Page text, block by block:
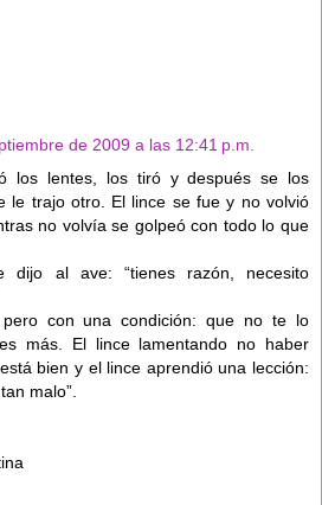
de 2009 a las 12:41 p.m.
los lentes, los tiró y después se los
le trajo otro. El lince se fue y no volvió
no volvía se golpeó con todo lo que
dijo al ave: “tienes razón, necesito
con una condición: que no te lo
más. El lince lamentando no haber
bien y el lince aprendió una lección:
malo”.